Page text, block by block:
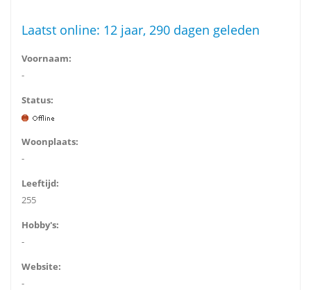
Laatst online: 12 jaar, 290 dagen geleden
Voornaam:
-
Status:
Woonplaats:
-
Leeftijd:
255
Hobby's:
-
Website:
-